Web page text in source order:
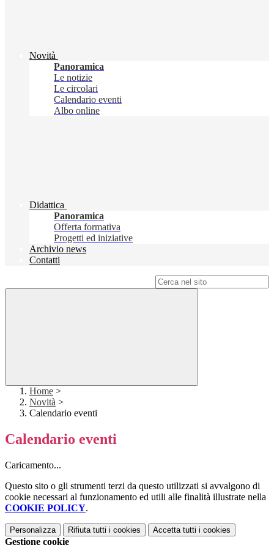
Novità
Panoramica
Le notizie
Le circolari
Calendario eventi
Albo online
Didattica
Panoramica
Offerta formativa
Progetti ed iniziative
Archivio news
Contatti
Home >
Novità >
Calendario eventi
Calendario eventi
Caricamento...
Questo sito o gli strumenti terzi da questo utilizzati si avvalgono di
cookie necessari al funzionamento ed utili alle finalità illustrate nella
COOKIE POLICY.
Personalizza Rifiuta tutti i cookies Accetta tutti i cookies
Gestione cookie